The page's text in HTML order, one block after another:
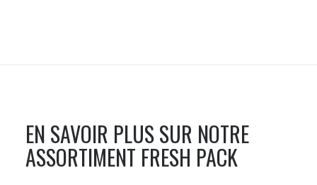
EN SAVOIR PLUS SUR NOTRE
ASSORTIMENT FRESH PACK